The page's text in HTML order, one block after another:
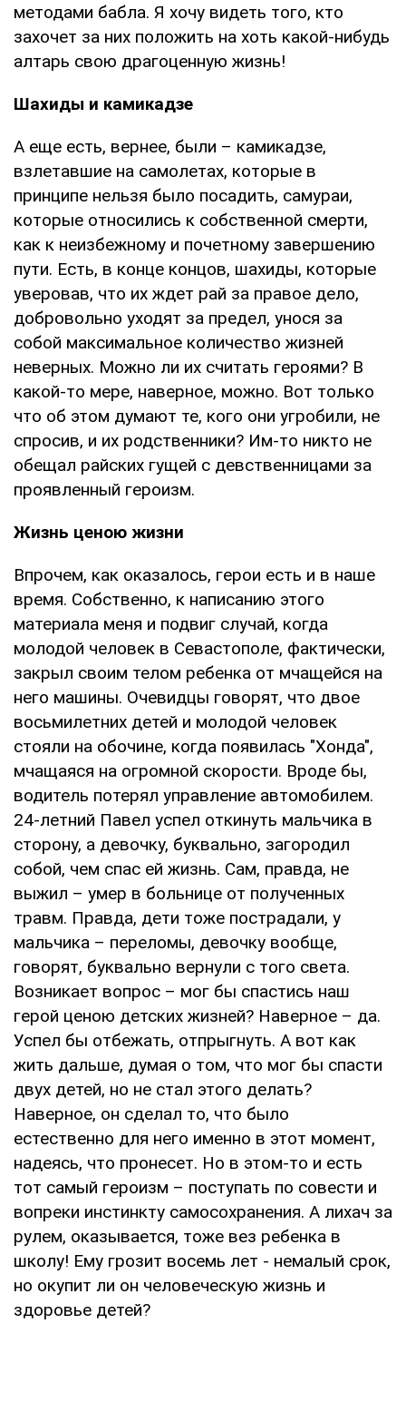
методами бабла. Я хочу видеть того, кто
захочет за них положить на хоть какой-нибудь
алтарь свою драгоценную жизнь!
Шахиды и камикадзе
А еще есть, вернее, были – камикадзе,
взлетавшие на самолетах, которые в
принципе нельзя было посадить, самураи,
которые относились к собственной смерти,
как к неизбежному и почетному завершению
пути. Есть, в конце концов, шахиды, которые
уверовав, что их ждет рай за правое дело,
добровольно уходят за предел, унося за
собой максимальное количество жизней
неверных. Можно ли их считать героями? В
какой-то мере, наверное, можно. Вот только
что об этом думают те, кого они угробили, не
спросив, и их родственники? Им-то никто не
обещал райских гущей с девственницами за
проявленный героизм.
Жизнь ценою жизни
Впрочем, как оказалось, герои есть и в наше
время. Собственно, к написанию этого
материала меня и подвиг случай, когда
молодой человек в Севастополе, фактически,
закрыл своим телом ребенка от мчащейся на
него машины. Очевидцы говорят, что двое
восьмилетних детей и молодой человек
стояли на обочине, когда появилась "Хонда",
мчащаяся на огромной скорости. Вроде бы,
водитель потерял управление автомобилем.
24-летний Павел успел откинуть мальчика в
сторону, а девочку, буквально, загородил
собой, чем спас ей жизнь. Сам, правда, не
выжил – умер в больнице от полученных
травм. Правда, дети тоже пострадали, у
мальчика – переломы, девочку вообще,
говорят, буквально вернули с того света.
Возникает вопрос – мог бы спастись наш
герой ценою детских жизней? Наверное – да.
Успел бы отбежать, отпрыгнуть. А вот как
жить дальше, думая о том, что мог бы спасти
двух детей, но не стал этого делать?
Наверное, он сделал то, что было
естественно для него именно в этот момент,
надеясь, что пронесет. Но в этом-то и есть
тот самый героизм – поступать по совести и
вопреки инстинкту самосохранения. А лихач за
рулем, оказывается, тоже вез ребенка в
школу! Ему грозит восемь лет - немалый срок,
но окупит ли он человеческую жизнь и
здоровье детей?